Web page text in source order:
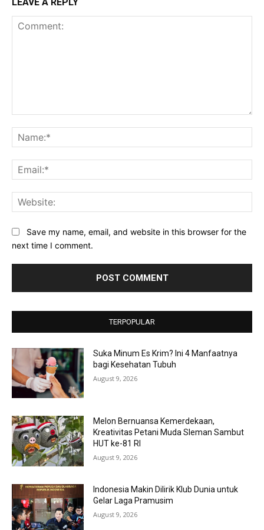
Save my name, email, and website in this browser for the
next time I comment.
TERPOPULAR
Suka Minum Es Krim? Ini 4 Manfaatnya
bagi Kesehatan Tubuh
August 9, 2026
Melon Bernuansa Kemerdekaan,
Kreativitas Petani Muda Sleman Sambut
HUT ke-81 RI
August 9, 2026
Indonesia Makin Dilirik Klub Dunia untuk
Gelar Laga Pramusim
August 9, 2026